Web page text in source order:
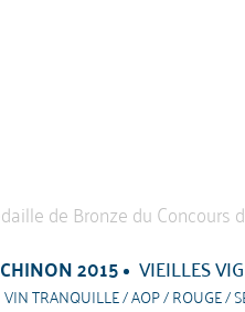
CHINON 2015 VIEILLES
VIN TRANQUILLE / AOP / ROUGE /